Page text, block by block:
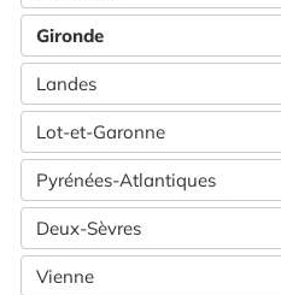
Gironde
Landes
Lot-et-Garonne
Pyrénées-Atlantiques
Deux-Sèvres
Vienne